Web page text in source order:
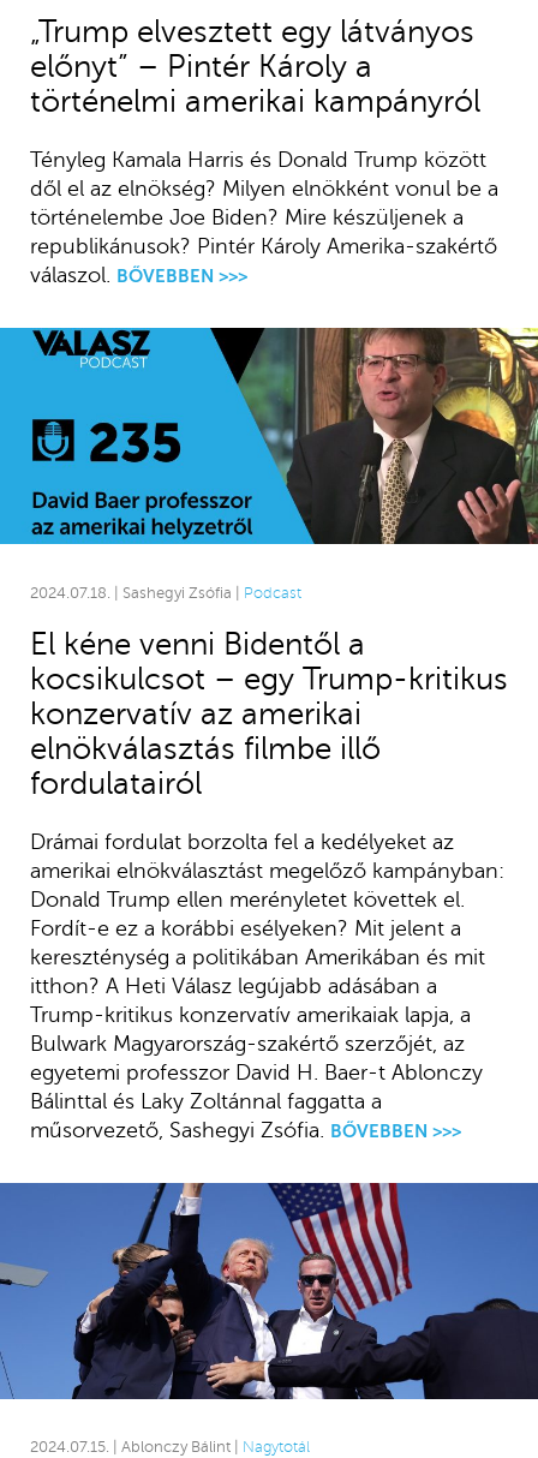
„Trump elvesztett egy látványos
előnyt” – Pintér Károly a
történelmi amerikai kampányról
Tényleg Kamala Harris és Donald Trump között
dől el az elnökség? Milyen elnökként vonul be a
történelembe Joe Biden? Mire készüljenek a
republikánusok? Pintér Károly Amerika-szakértő
válaszol.
BŐVEBBEN >>>
2024.07.18. | Sashegyi Zsófia | Podcast
El kéne venni Bidentől a
kocsikulcsot – egy Trump-kritikus
konzervatív az amerikai
elnökválasztás filmbe illő
fordulatairól
Drámai fordulat borzolta fel a kedélyeket az
amerikai elnökválasztást megelőző kampányban:
Donald Trump ellen merényletet követtek el.
Fordít-e ez a korábbi esélyeken? Mit jelent a
kereszténység a politikában Amerikában és mit
itthon? A Heti Válasz legújabb adásában a
Trump-kritikus konzervatív amerikaiak lapja, a
Bulwark Magyarország-szakértő szerzőjét, az
egyetemi professzor David H. Baer-t Ablonczy
Bálinttal és Laky Zoltánnal faggatta a
műsorvezető, Sashegyi Zsófia.
BŐVEBBEN >>>
2024.07.15. | Ablonczy Bálint | Nagytotál